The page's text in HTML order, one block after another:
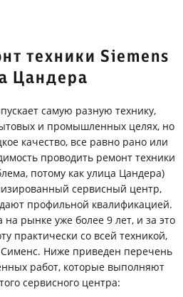
техники Siemens
Цандера
самую разную технику,
и промышленных целях, но
качество, все равно рано или
проводить ремонт техники
потому как улица Цандера)
сервисный центр,
профильной квалификацией.
на рынке уже более 9 лет, и за это
практически со всей техникой,
Ниже приведен перечень
работ, которые выполняют
сервисного центра: